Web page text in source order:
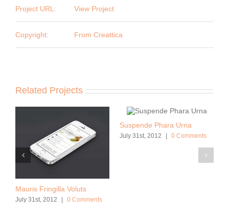
Project URL: View Project
Copyright: From Creattica
Related Projects
Mauris Fringilla Voluts
July 31st, 2012 | 0 Comments
Suspende Phara Urna
July 31st, 2012 | 0 Comments